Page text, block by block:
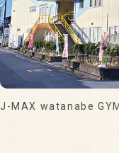
J-MAX watanabe